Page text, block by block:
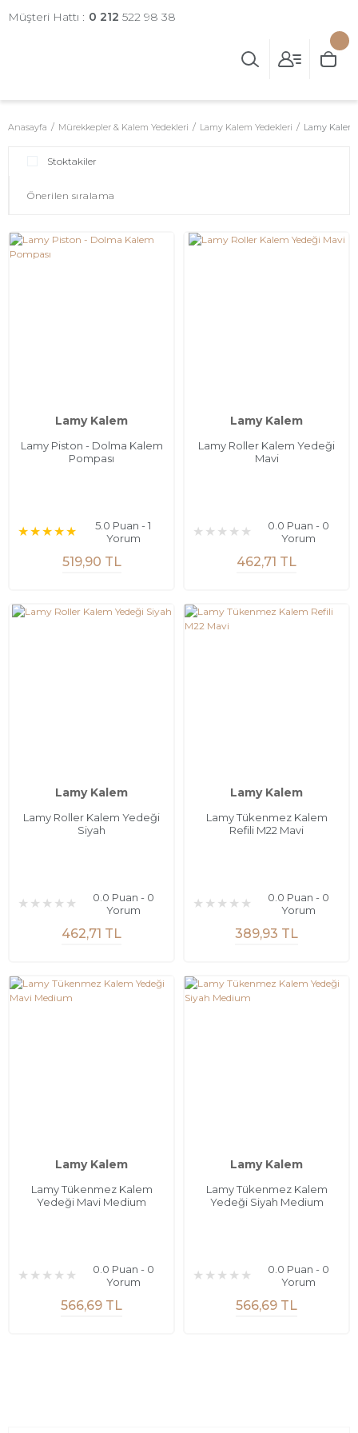
Müşteri Hattı : 0 212 522 98 38
Anasayfa Mürekkepler & Kalem Yedekleri Lamy Kalem Yedekleri Lamy Kalem
Stoktakiler
Lamy Kalem
Lamy Piston - Dolma Kalem
Pompası
5.0 Puan - 1
Yorum
519,90 TL
Lamy Kalem
Lamy Roller Kalem Yedeği
Mavi
0.0 Puan - 0
Yorum
462,71 TL
Lamy Kalem
Lamy Roller Kalem Yedeği
Siyah
0.0 Puan - 0
Yorum
462,71 TL
Lamy Kalem
Lamy Tükenmez Kalem
Refili M22 Mavi
0.0 Puan - 0
Yorum
389,93 TL
Lamy Kalem
Lamy Tükenmez Kalem
Yedeği Mavi Medium
0.0 Puan - 0
Yorum
566,69 TL
Lamy Kalem
Lamy Tükenmez Kalem
Yedeği Siyah Medium
0.0 Puan - 0
Yorum
566,69 TL